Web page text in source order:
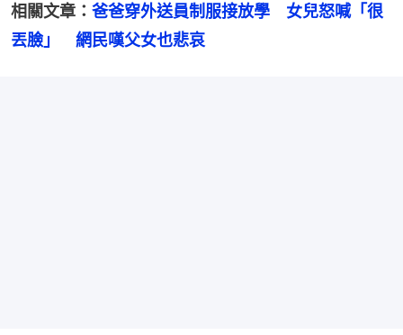
相關文章： 爸爸穿外送員制服接放學　女兒怒喊「很
丟臉」　網民嘆父女也悲哀